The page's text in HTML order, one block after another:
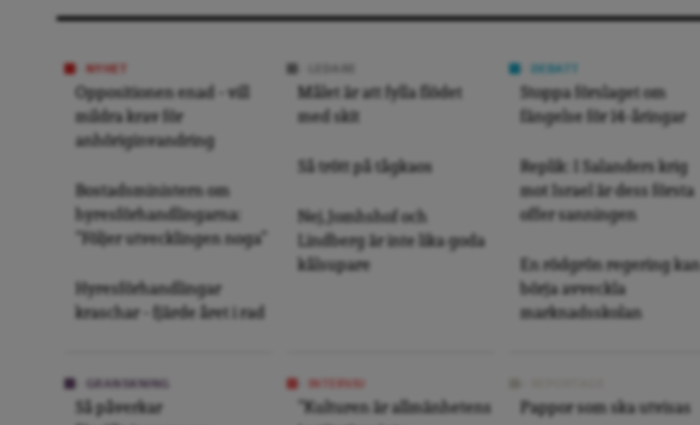
NYHET
Oppositionen enad – vill
mildra krav för
anhöriginvandring
Bostadsministern om
hyresförhandlingarna:
”Följer utvecklingen noga”
Hyresförhandlingar
kraschar – fjärde året i rad
Målet är att fylla flödet
med skit
Så trött på tågkaos
Nej, Jomhshof och
Lindberg är inte lika goda
kålsupare
Stoppa förslaget om
fängelse för 14-åringar
Replik: I Salanders krig
mot Israel är dess första
offer sanningen
En rödgrön regering kan
börja avveckla
marknadsskolan
Så påverkar
”Kulturen är allmänhetens
Pappor som ska utvisas